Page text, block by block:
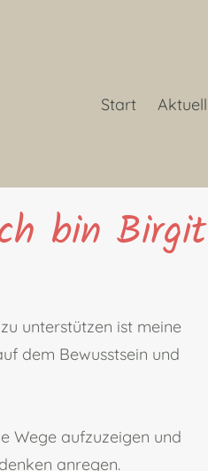
Start Aktuell
bin Birgit
zu unterstützen ist meine
dem Bewusstsein und
Wege aufzuzeigen und
anregen.